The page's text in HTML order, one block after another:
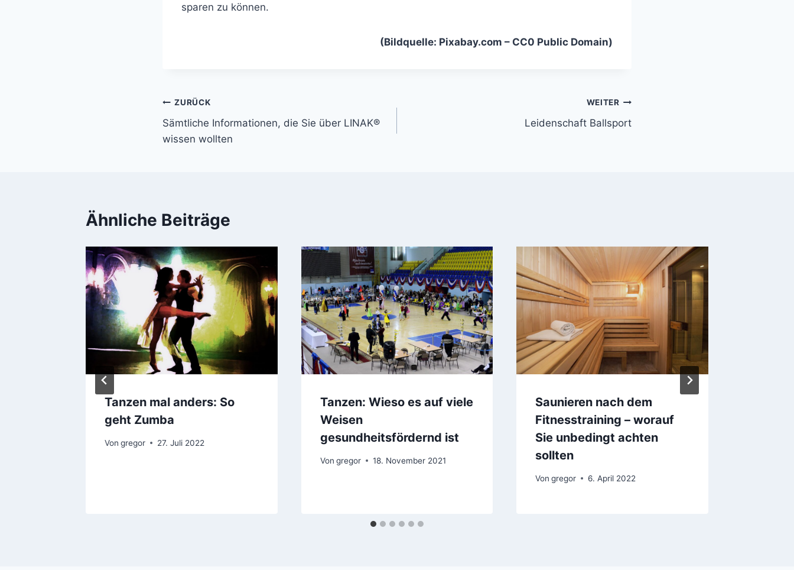
sparen zu können.
(Bildquelle: Pixabay.com – CC0 Public Domain)
Beitragsnavigation
ZURÜCK
Sämtliche Informationen, die Sie über LINAK®
wissen wollten
WEITER
Leidenschaft Ballsport
Ähnliche Beiträge
Tanzen mal anders: So
geht Zumba
Von gregor 27. Juli 2022
Tanzen: Wieso es auf viele
Weisen
gesundheitsfördernd ist
Von gregor 18. November 2021
Saunieren nach dem
Fitnesstraining – worauf
Sie unbedingt achten
sollten
Von gregor 6. April 2022